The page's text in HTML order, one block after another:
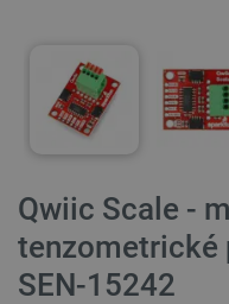
Qwiic Scale -
tenzometrické
SEN-15242